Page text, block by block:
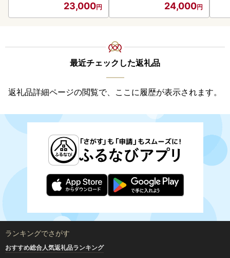
23,000 24,000
最近チェックした返礼品
返礼品詳細ページの閲覧で、ここに履歴が表示されます。
ランキングでさがす
おすすめ総合人気返礼品ランキング